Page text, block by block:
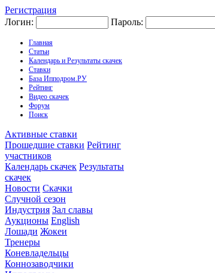
Регистрация
Логин:
Пароль:
Главная
Статьи
Календарь и Результаты скачек
Ставки
База Ипподром.РУ
Рейтинг
Видео скачек
Форум
Поиск
Активные ставки
Прошедшие ставки Рейтинг
участников
Календарь скачек Результаты
скачек
Новости Скачки
Случной сезон
Индустрия Зал славы
Аукционы English
Лошади Жокеи
Тренеры
Коневладельцы
Коннозаводчики